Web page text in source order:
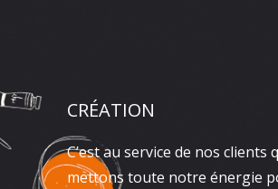
CRÉATION
C’est au service de nos clients
mettons toute notre énergie